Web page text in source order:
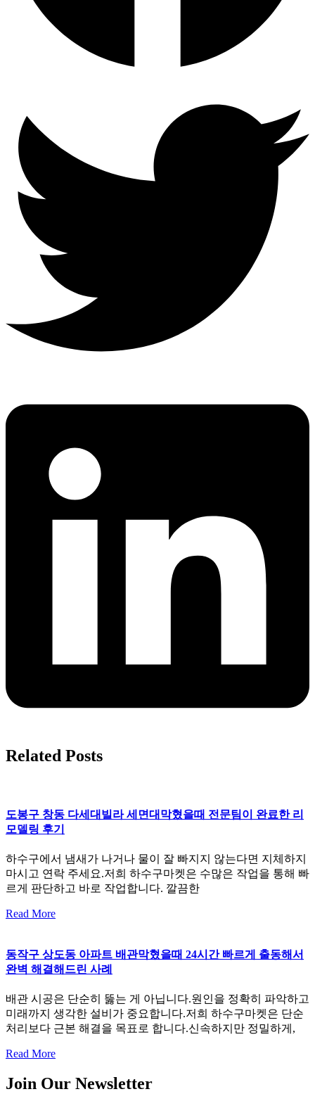
Related Posts
도봉구 창동 다세대빌라 세면대막혔을때 전문팀이 완료한 리
모델링 후기
하수구에서 냄새가 나거나 물이 잘 빠지지 않는다면 지체하지
마시고 연락 주세요.저희 하수구마켓은 수많은 작업을 통해 빠
르게 판단하고 바로 작업합니다. 깔끔한
Read More
동작구 상도동 아파트 배관막혔을때 24시간 빠르게 출동해서
완벽 해결해드린 사례
배관 시공은 단순히 뚫는 게 아닙니다.원인을 정확히 파악하고
미래까지 생각한 설비가 중요합니다.저희 하수구마켓은 단순
처리보다 근본 해결을 목표로 합니다.신속하지만 정밀하게,
Read More
Join Our Newsletter